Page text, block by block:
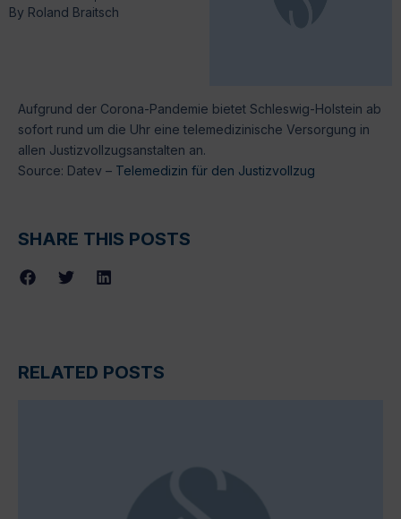
By Roland Braitsch
Aufgrund der Corona-Pandemie bietet Schleswig-Holstein ab
sofort rund um die Uhr eine telemedizinische Versorgung in
allen Justizvollzugsanstalten an.
Source: Datev – Telemedizin für den Justizvollzug
SHARE THIS POSTS
RELATED POSTS